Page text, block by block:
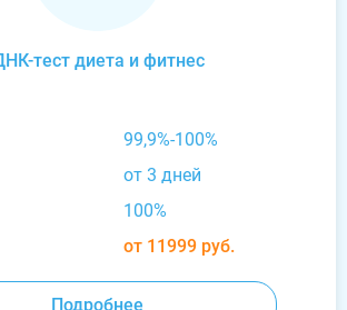
тест диета и фитнес
99,9%-100%
от 3 дней
100%
от 11999 руб.
Подробнее